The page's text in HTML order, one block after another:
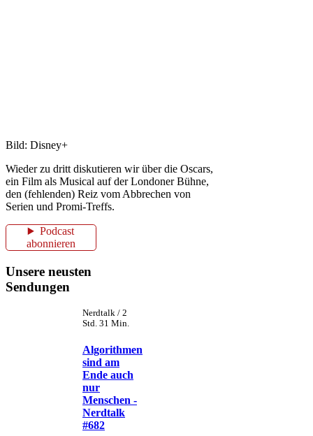
Bild: Disney+
Wieder zu dritt diskutieren wir über die Oscars,
ein Film als Musical auf der Londoner Bühne,
den (fehlenden) Reiz vom Abbrechen von
Serien und Promi-Treffs.
Podcast
abonnieren
Unsere neusten
Sendungen
Nerdtalk / 2
Std. 31 Min.
Algorithmen
sind am
Ende auch
nur
Menschen -
Nerdtalk
#682